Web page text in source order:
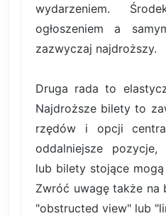
wydarzeniem.
ogłoszeniem a
zazwyczaj najdroższy.
Druga rada to
Najdroższe bilety to
rzędów i opcji
oddalniejsze
lub bilety stojące
Zwróć uwagę także na
"obstructed view" lub